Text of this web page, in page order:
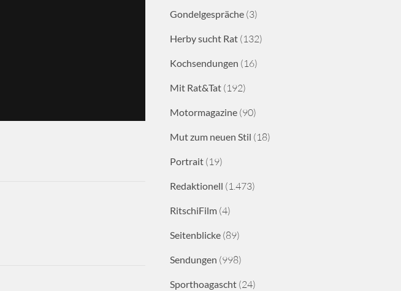
Gondelgespräche (3)
Herby sucht Rat (132)
Kochsendungen (16)
Mit Rat&Tat (192)
Motormagazine (90)
Mut zum neuen Stil (18)
Portrait (19)
Redaktionell (1.473)
RitschiFilm (4)
Seitenblicke (89)
Sendungen (998)
Sporthoagascht (24)